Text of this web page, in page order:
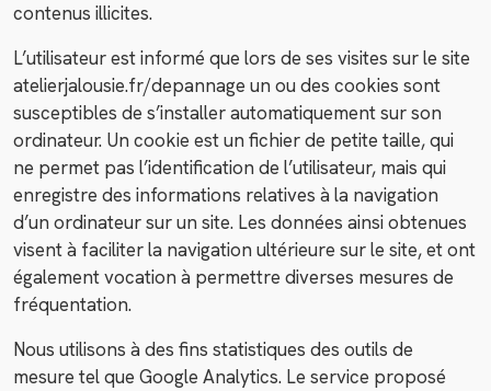
contenus illicites.
L’utilisateur est informé que lors de ses visites sur le site
atelierjalousie.fr/depannage un ou des cookies sont
susceptibles de s’installer automatiquement sur son
ordinateur. Un cookie est un fichier de petite taille, qui
ne permet pas l’identification de l’utilisateur, mais qui
enregistre des informations relatives à la navigation
d’un ordinateur sur un site. Les données ainsi obtenues
visent à faciliter la navigation ultérieure sur le site, et ont
également vocation à permettre diverses mesures de
fréquentation.
Nous utilisons à des fins statistiques des outils de
mesure tel que Google Analytics. Le service proposé